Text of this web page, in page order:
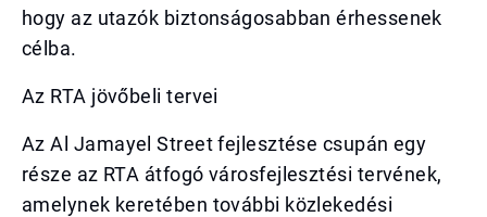
hogy az utazók biztonságosabban érhessenek
célba.
Az RTA jövőbeli tervei
Az Al Jamayel Street fejlesztése csupán egy
része az RTA átfogó városfejlesztési tervének,
amelynek keretében további közlekedési